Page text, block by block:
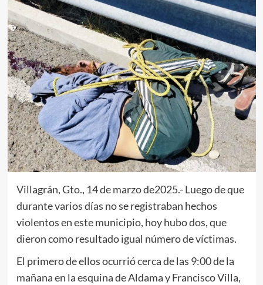
Villagrán, Gto., 14 de marzo de2025.- Luego de que
durante varios días no se registraban hechos
violentos en este municipio, hoy hubo dos, que
dieron como resultado igual número de víctimas.
El primero de ellos ocurrió cerca de las 9:00 de la
mañana en la esquina de Aldama y Francisco Villa,